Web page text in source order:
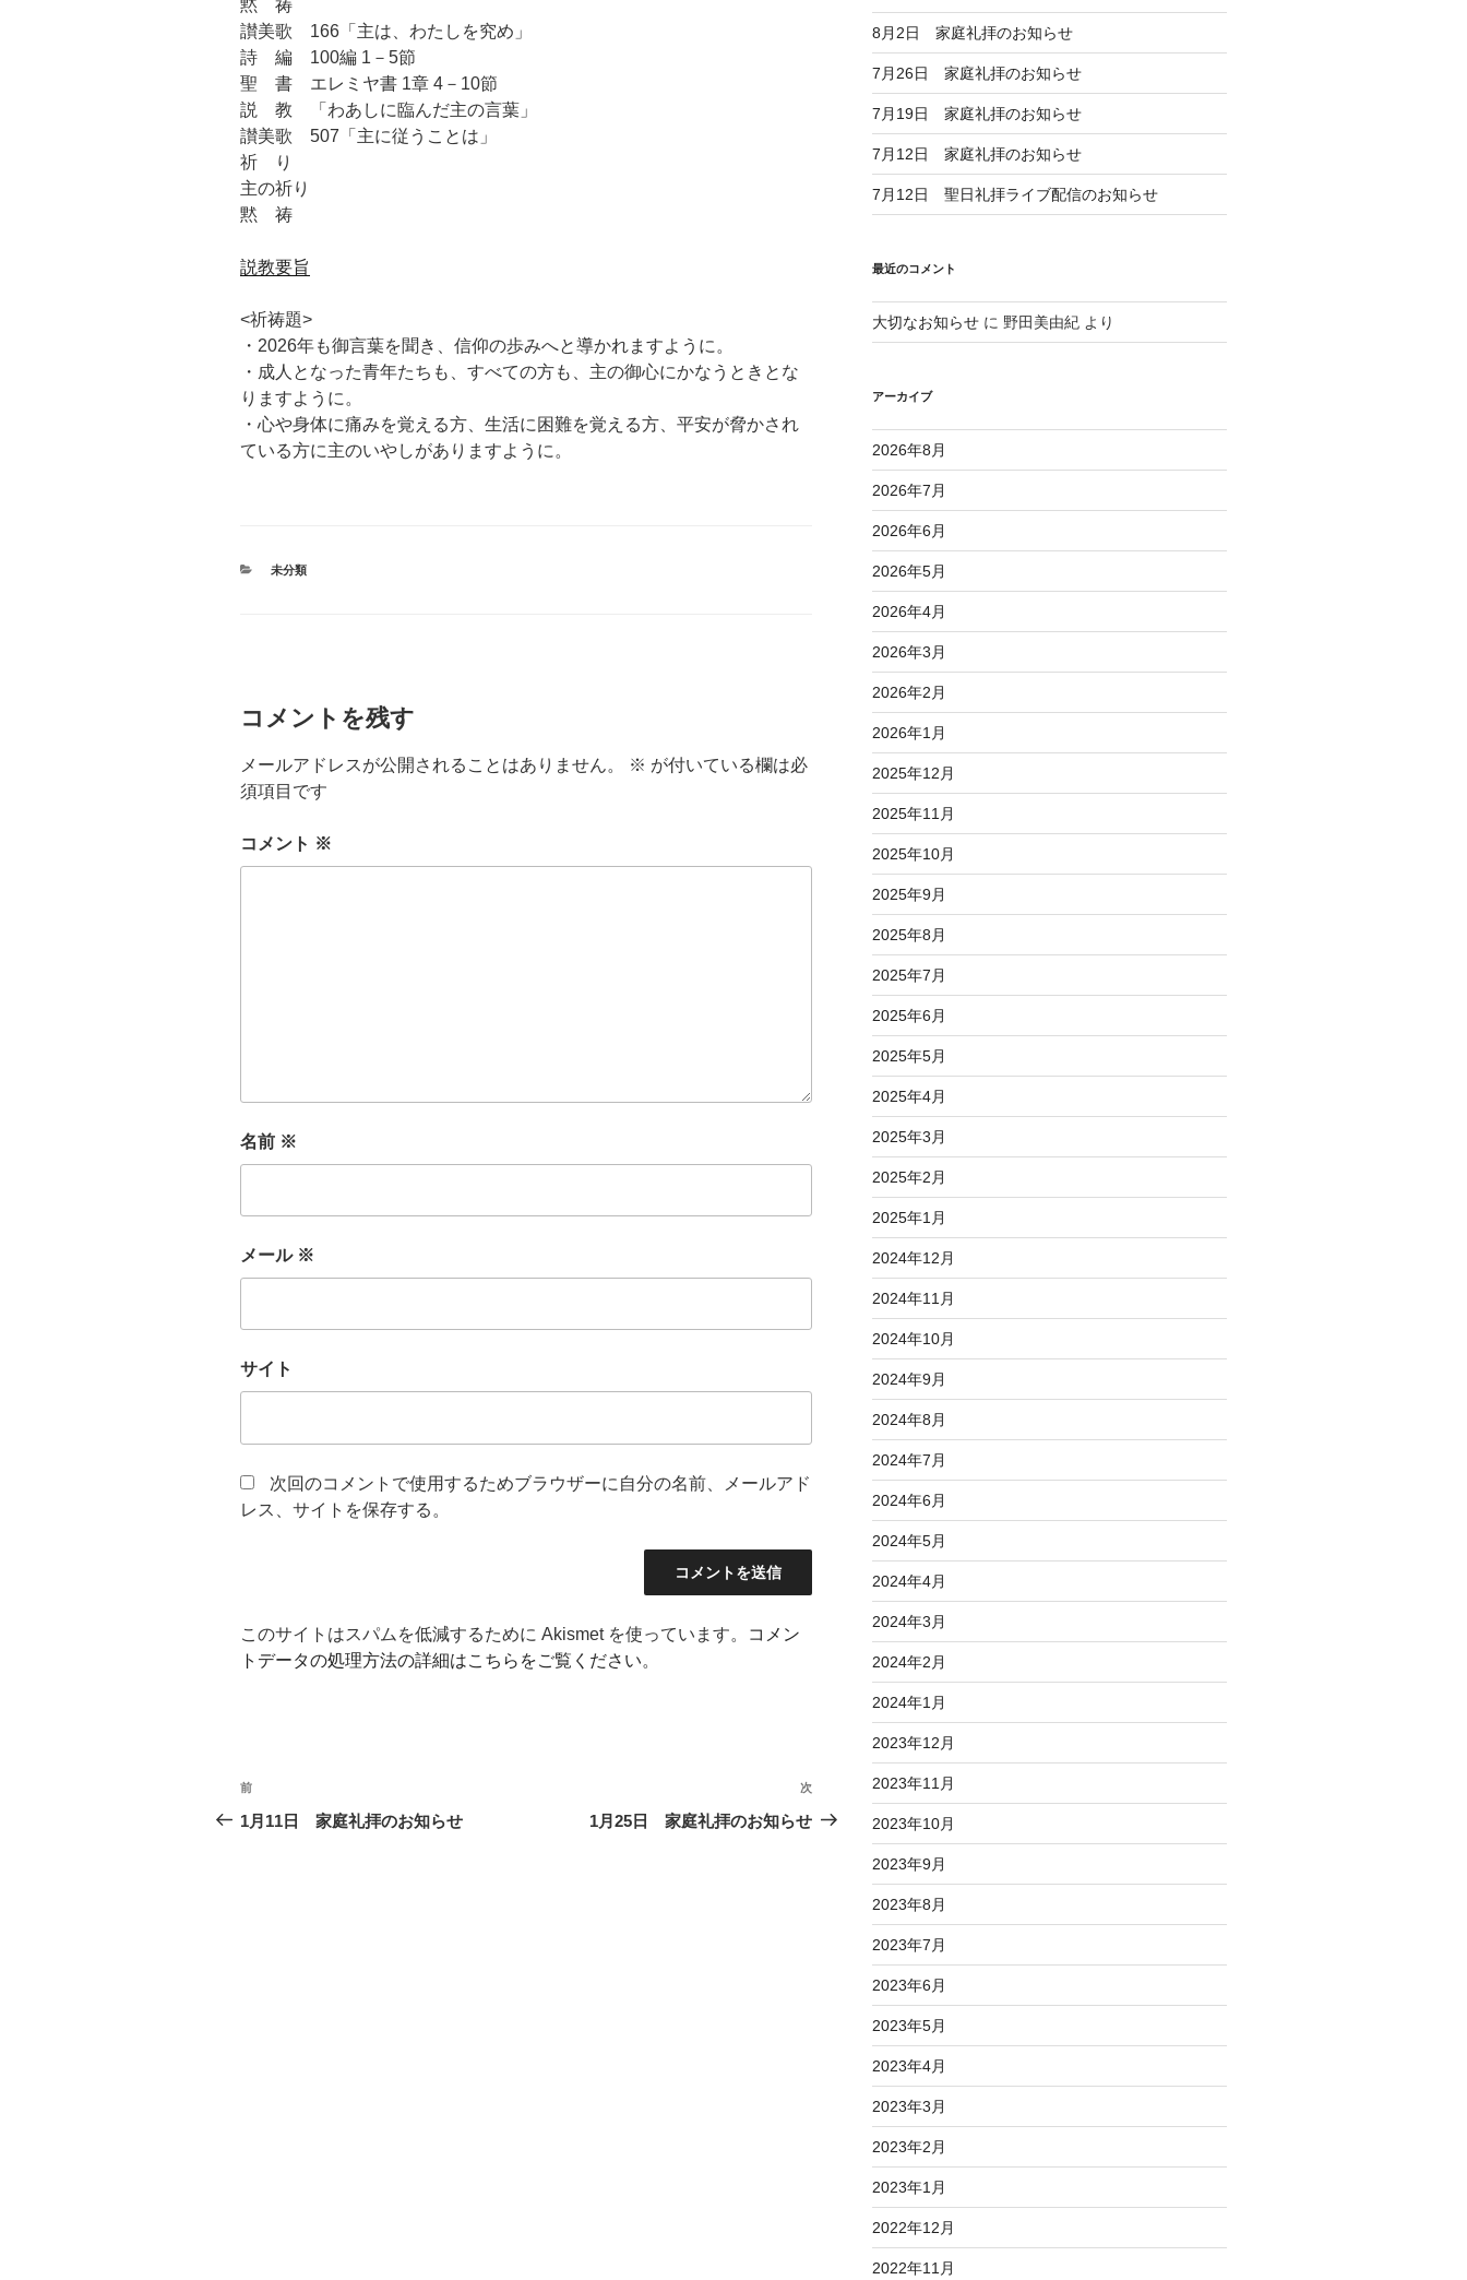
黙 祷
讃美歌 166「主は、わたしを究め」
詩 編 100編 1－5節
聖 書 エレミヤ書 1章 4－10節
説 教 「わあしに臨んだ主の言葉」
讃美歌 507「主に従うことは」
祈 り
主の祈り
黙 祷
説教要旨
<祈祷題>
・2026年も御言葉を聞き、信仰の歩みへと導かれますように。
・成人となった青年たちも、すべての方も、主の御心にかなうときとな
りますように。
・心や身体に痛みを覚える方、生活に困難を覚える方、平安が脅かされ
ている方に主のいやしがありますように。
カ
未分類
コメントを残す
メールアドレスが公開されることはありません。 ※ が付いている欄は必
須項目です
コメント ※
名前 ※
メール ※
サイト
次回のコメントで使用するためブラウザーに自分の名前、メールアド
レス、サイトを保存する。
このサイトはスパムを低減するために Akismet を使っています。
コメン
トデータの処理方法の詳細はこちらをご覧ください。
投
稿
前
の
前
1月11日 家庭礼拝のお知らせ
次
の
次
1月25日 家庭礼拝のお知らせ
8月2日 家庭礼拝のお知らせ
7月26日 家庭礼拝のお知らせ
7月19日 家庭礼拝のお知らせ
7月12日 家庭礼拝のお知らせ
7月12日 聖日礼拝ライブ配信のお知らせ
最近のコメント
大切なお知らせに 野田美由紀より
アーカイブ
2026年8月
2026年7月
2026年6月
2026年5月
2026年4月
2026年3月
2026年2月
2026年1月
2025年12月
2025年11月
2025年10月
2025年9月
2025年8月
2025年7月
2025年6月
2025年5月
2025年4月
2025年3月
2025年2月
2025年1月
2024年12月
2024年11月
2024年10月
2024年9月
2024年8月
2024年7月
2024年6月
2024年5月
2024年4月
2024年3月
2024年2月
2024年1月
2023年12月
2023年11月
2023年10月
2023年9月
2023年8月
2023年7月
2023年6月
2023年5月
2023年4月
2023年3月
2023年2月
2023年1月
2022年12月
2022年11月